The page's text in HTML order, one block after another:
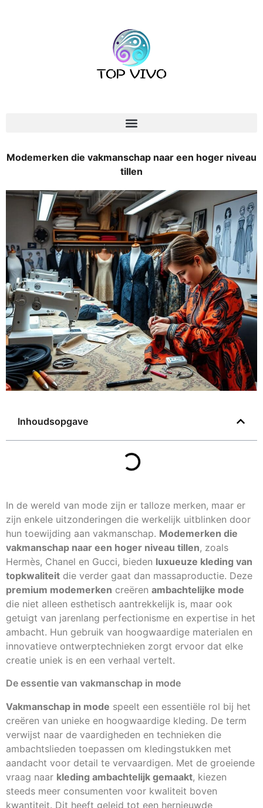
Modemerken die vakmanschap naar een hoger niveau
tillen
Inhoudsopgave
In de wereld van mode zijn er talloze merken, maar er
zijn enkele uitzonderingen die werkelijk uitblinken door
hun toewijding aan vakmanschap. Modemerken die
vakmanschap naar een hoger niveau tillen, zoals
Hermès, Chanel en Gucci, bieden luxueuze kleding van
topkwaliteit die verder gaat dan massaproductie. Deze
premium modemerken creëren ambachtelijke mode
die niet alleen esthetisch aantrekkelijk is, maar ook
getuigt van jarenlang perfectionisme en expertise in het
ambacht. Hun gebruik van hoogwaardige materialen en
innovatieve ontwerptechnieken zorgt ervoor dat elke
creatie uniek is en een verhaal vertelt.
De essentie van vakmanschap in mode
Vakmanschap in mode speelt een essentiële rol bij het
creëren van unieke en hoogwaardige kleding. De term
verwijst naar de vaardigheden en technieken die
ambachtslieden toepassen om kledingstukken met
aandacht voor detail te vervaardigen. Met de groeiende
vraag naar kleding ambachtelijk gemaakt, kiezen
steeds meer consumenten voor kwaliteit boven
kwantiteit. Dit heeft geleid tot een hernieuwde